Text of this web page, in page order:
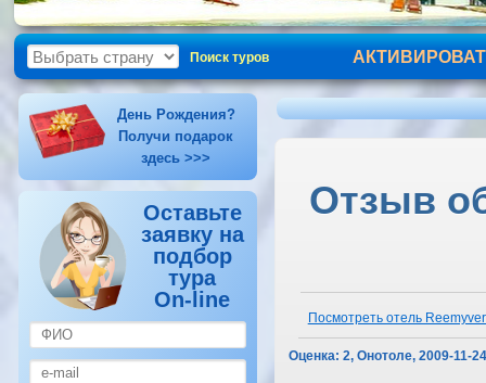
Поиск туров
День Рождения?
Получи подарок
здесь >>>
Оставьте
заявку на
подбор
тура
On-line
Отзыв
Посмотреть отель
Оценка: 2, Онотоле, 2009-11-